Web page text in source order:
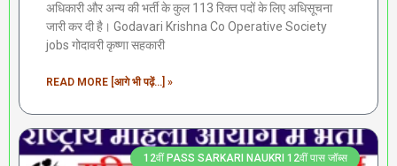
अधिकारी और अन्य की भर्ती के कुल 113 रिक्त पदों के लिए अधिसूचना
जारी कर दी है। Godavari Krishna Co Operative Society
jobs गोदावरी कृष्णा सहकारी
READ MORE [आगे भी पढ़ें...] »
12वीं PASS SARKARI NAUKRI 12वीं पास जॉब्स